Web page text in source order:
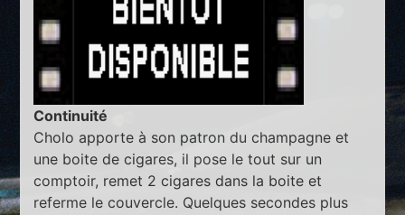
Continuité
Cholo apporte à son patron du champagne et
une boite de cigares, il pose le tout sur un
comptoir, remet 2 cigares dans la boite et
referme le couvercle. Quelques secondes plus